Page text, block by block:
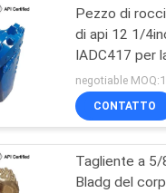
Bit
Pezzo di
di api 12 1/
IADC417 per
trivellazione
dello scalpello
fabbrica del
negotiable
CONTATTO
Tagliente a 5/
Bladg del